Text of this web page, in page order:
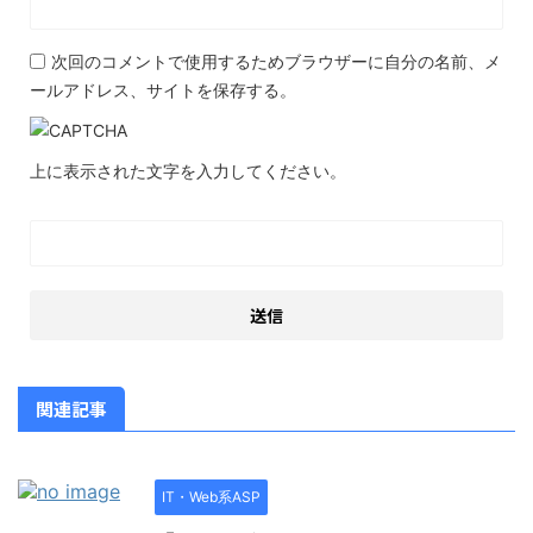
次回のコメントで使用するためブラウザーに自分の名前、メ
ールアドレス、サイトを保存する。
上に表示された文字を入力してください。
関連記事
IT・Web系ASP